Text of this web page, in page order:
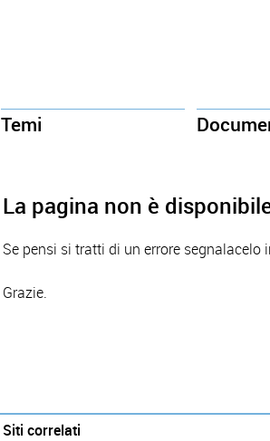
Temi
La pagina non è
Se pensi si tratti di un errore
Grazie.
Siti correlati